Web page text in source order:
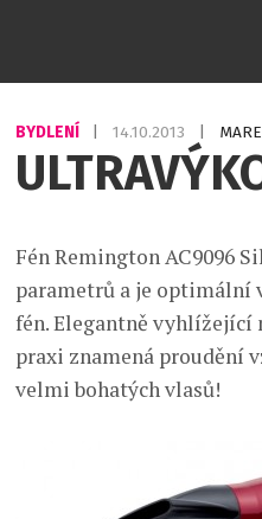
BYDLENÍ 14.10.2013
Fén Remington AC9096
parametrů a je optimální
fén. Elegantně vyhlížející
praxi znamená proudění
velmi bohatých vlasů!